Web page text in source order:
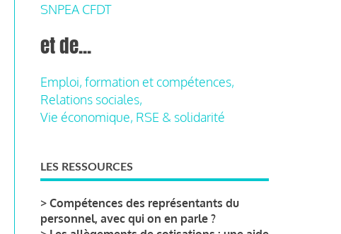
SNPEA CFDT
et de...
Emploi, formation et compétences,
Relations sociales,
Vie économique, RSE & solidarité
LES RESSOURCES
> Compétences des représentants du
personnel, avec qui on en parle ?